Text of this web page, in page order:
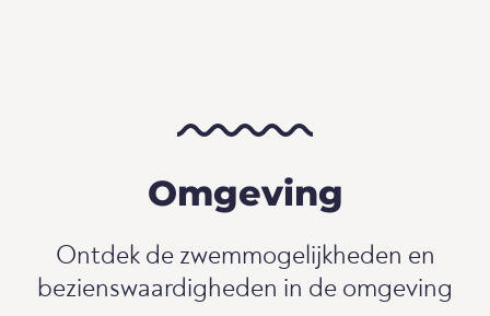
Omgeving
Ontdek de zwemmogelijkheden en
bezienswaardigheden in de omgeving